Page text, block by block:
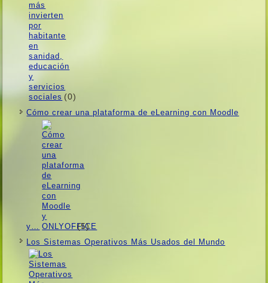
(0)
Cómo crear una plataforma de eLearning con Moodle
y… (5)
Los Sistemas Operativos Más Usados ​​del Mundo